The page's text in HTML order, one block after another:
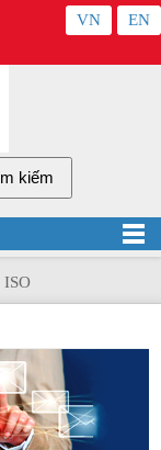
VN EN
ISO